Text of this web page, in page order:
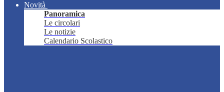
Novità
Panoramica
Le circolari
Le notizie
Calendario Scolastico